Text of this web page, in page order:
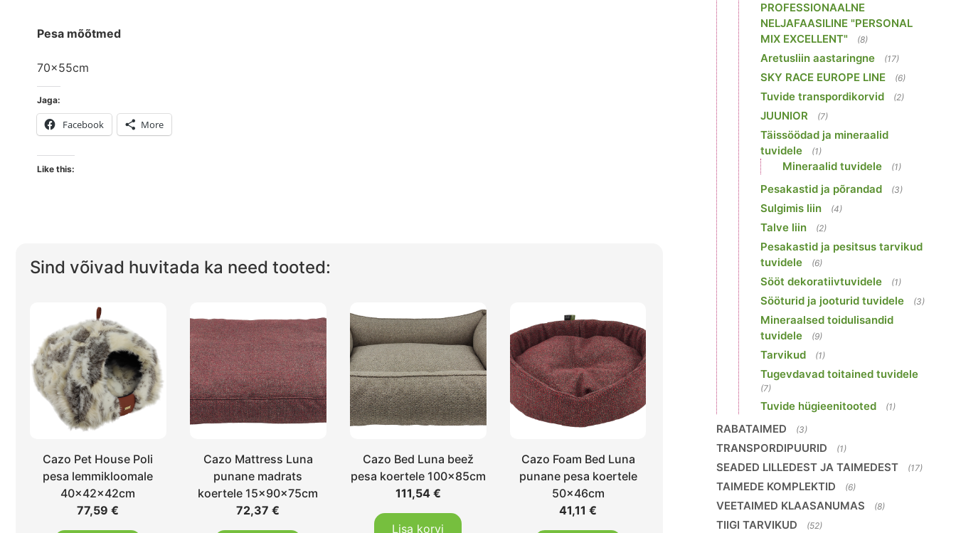
Pesa mõõtmed
70x55cm
Jaga:
Facebook More
Like this:
Sind võivad huvitada ka need tooted:
Cazo Pet House Poli
pesa lemmikloomale
40x42x42cm
77,59€
Cazo Mattress Luna
punane madrats
koertele 15x90x75cm
72,37€
Cazo Bed Luna beež
pesa koertele 100x85cm
111,54 €
Lisa korvi
Cazo Foam Bed Luna
punane pesa koertele
50x46cm
41,11€
PROFESSIONAALNE
NELJAFAASILINE "PERSONAL
MIX EXCELLENT"
(8)
Aretusliin aastaringne (17)
SKY RACE EUROPE LINE (6)
Tuvide transpordikorvid (2)
JUUNIOR (7)
Täissöödad ja mineraalid
tuvidele
(1)
Mineraalid tuvidele (1)
Pesakastid ja põrandad (3)
Sulgimis liin (4)
Talve liin (2)
Pesakastid ja pesitsus tarvikud
tuvidele
(6)
Sööt dekoratiivtuvidele (1)
Sööturid ja jooturid tuvidele (3)
Mineraalsed toidulisandid
tuvidele
(9)
Tarvikud (1)
Tugevdavad toitained tuvidele
(7)
Tuvide hügieenitooted (1)
RABATAIMED (3)
TRANSPORDIPUURID (1)
SEADED LILLEDEST JA TAIMEDEST (17)
TAIMEDE KOMPLEKTID (6)
VEETAIMED KLAASANUMAS (8)
TIIGI TARVIKUD (52)